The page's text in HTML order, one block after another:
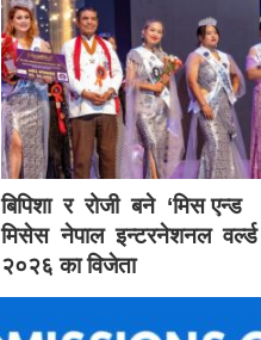
बिपिशा र रोजी बने ‘मिस एन्ड
मिसेस नेपाल इन्टरनेशनल वर्ल्ड
२०२६ का विजेता